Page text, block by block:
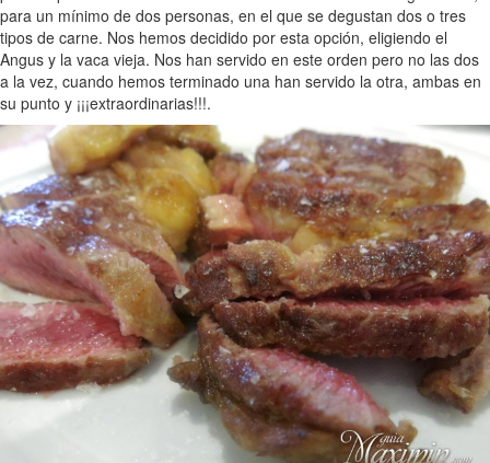
para un mínimo de dos personas, en el que se degustan dos o tres
tipos de carne. Nos hemos decidido por esta opción, eligiendo el
Angus y la vaca vieja. Nos han servido en este orden pero no las dos
a la vez, cuando hemos terminado una han servido la otra, ambas en
su punto y ¡¡¡extraordinarias!!!.